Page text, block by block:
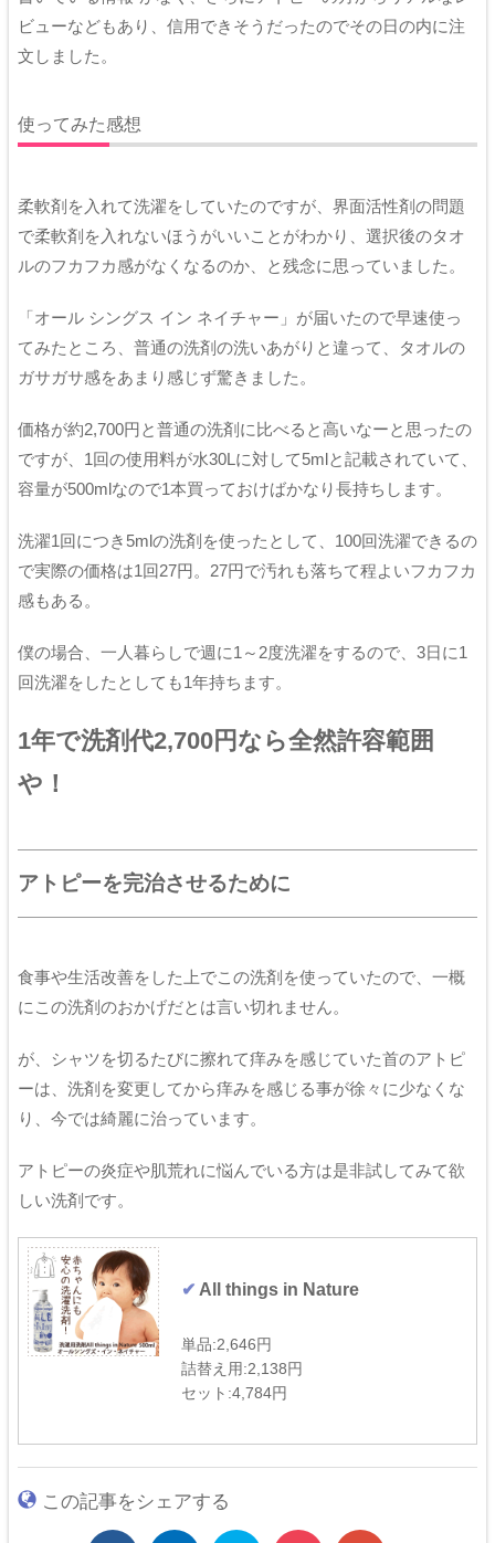
ビューなどもあり、信用できそうだったのでその日の内に注
文しました。
使ってみた感想
柔軟剤を入れて洗濯をしていたのですが、界面活性剤の問題
で柔軟剤を入れないほうがいいことがわかり、選択後のタオ
ルのフカフカ感がなくなるのか、と残念に思っていました。
「オール シングス イン ネイチャー」が届いたので早速使っ
てみたところ、普通の洗剤の洗いあがりと違って、タオルの
ガサガサ感をあまり感じず驚きました。
価格が約2,700円と普通の洗剤に比べると高いなーと思ったの
ですが、1回の使用料が水30Lに対して5mlと記載されていて、
容量が500mlなので1本買っておけばかなり長持ちします。
洗濯1回につき5mlの洗剤を使ったとして、100回洗濯できるの
で実際の価格は1回27円。27円で汚れも落ちて程よいフカフカ
感もある。
僕の場合、一人暮らしで週に1～2度洗濯をするので、3日に1
回洗濯をしたとしても1年持ちます。
1年で洗剤代2,700円なら全然許容範囲
や！
アトピーを完治させるために
食事や生活改善をした上でこの洗剤を使っていたので、一概
にこの洗剤のおかげだとは言い切れません。
が、シャツを切るたびに擦れて痒みを感じていた首のアトピ
ーは、洗剤を変更してから痒みを感じる事が徐々に少なくな
り、今では綺麗に治っています。
アトピーの炎症や肌荒れに悩んでいる方は是非試してみて欲
しい洗剤です。
All things in Nature
単品:2,646円
詰替え用:2,138円
セット:4,784円
この記事をシェアする